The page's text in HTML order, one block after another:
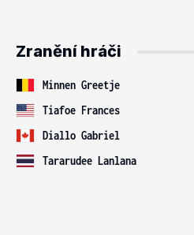
Zranění hráči
Minnen Greetje
Tiafoe Frances
Diallo Gabriel
Tararudee Lanlana